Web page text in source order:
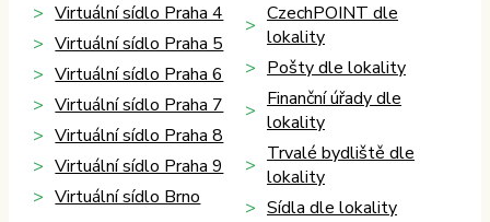
Virtuální sídlo Praha 4
Virtuální sídlo Praha 5
Virtuální sídlo Praha 6
Virtuální sídlo Praha 7
Virtuální sídlo Praha 8
Virtuální sídlo Praha 9
Virtuální sídlo Brno
CzechPOINT dle
lokality
Pošty dle lokality
Finanční úřady dle
lokality
Trvalé bydliště dle
lokality
Sídla dle lokality